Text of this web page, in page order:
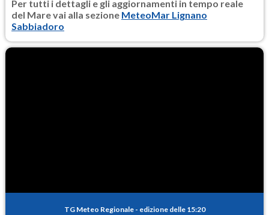
Per tutti i dettagli e gli aggiornamenti in tempo reale
del Mare vai alla sezione MeteoMar Lignano
Sabbiadoro
TG Meteo Regionale - edizione delle 15:20